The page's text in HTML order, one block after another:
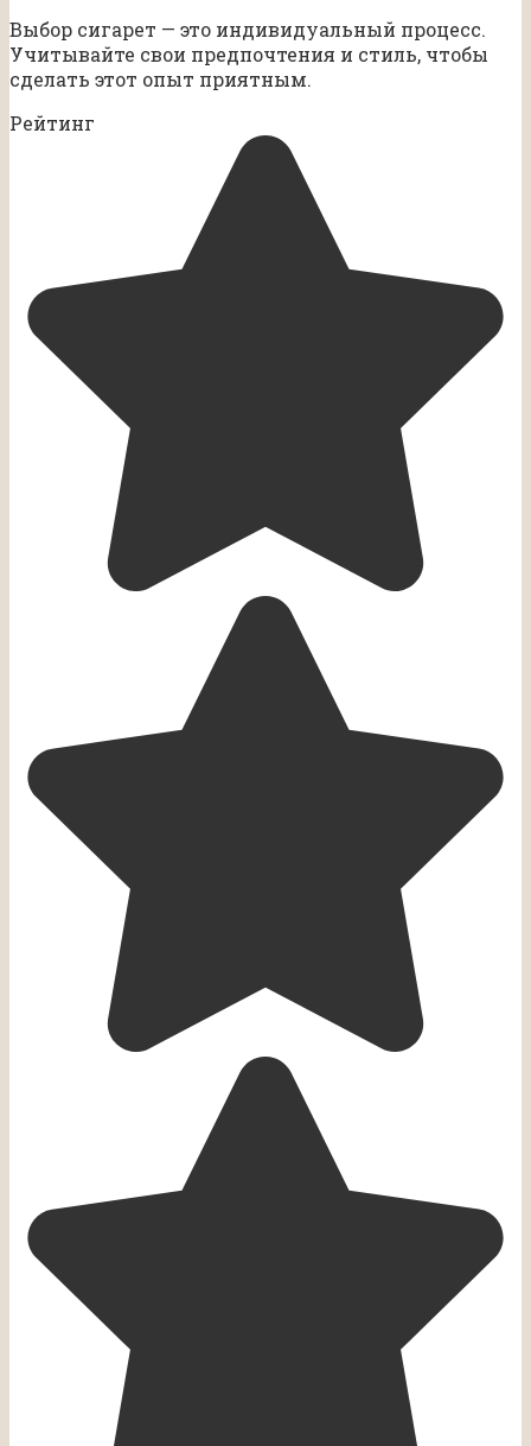
Выбор сигарет — это индивидуальный процесс.
Учитывайте свои предпочтения и стиль, чтобы
сделать этот опыт приятным.
Рейтинг